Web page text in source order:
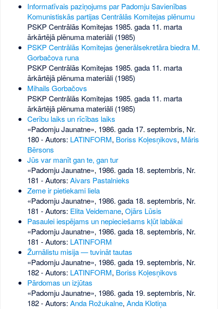
Informatīvais paziņojums par Padomju Savienības
Komunistiskās partijas Centrālās Komitejas plēnumu
PSKP Centrālās Komitejas 1985. gada 11. marta
ārkārtējā plēnuma materiāli (1985)
PSKP Centrālās Komitejas ģenerālsekretāra biedra M.
Gorbačova runa
PSKP Centrālās Komitejas 1985. gada 11. marta
ārkārtējā plēnuma materiāli (1985)
Mihails Gorbačovs
PSKP Centrālās Komitejas 1985. gada 11. marta
ārkārtējā plēnuma materiāli (1985)
Cerību laiks un rīcības laiks
«Padomju Jaunatne», 1986. gada 17. septembris, Nr.
180- Autors: LATINFORM, Boriss Koļesņikovs, Māris
Bērsons
Jūs var manīt gan te, gan tur
«Padomju Jaunatne», 1986. gada 18. septembris, Nr.
181 - Autors: Aivars Pastalnieks
Zeme ir pietiekami liela
«Padomju Jaunatne», 1986. gada 18. septembris, Nr.
181 - Autors: Elita Veidemane, Ojārs Lūsis
Pasaulei iespējams un nepieciešams kļūt labākai
«Padomju Jaunatne», 1986. gada 18. septembris, Nr.
181 - Autors: LATINFORM
Žurnālistu misija — tuvināt tautas
«Padomju Jaunatne», 1986. gada 19. septembris, Nr.
182- Autors: LATINFORM, Boriss Koļesņikovs
Pārdomas un izjūtas
«Padomju Jaunatne», 1986. gada 19. septembris, Nr.
182- Autors: Anda Rožukalne, Anda Klotiņa